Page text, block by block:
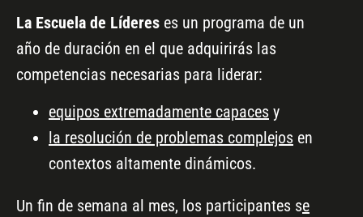
La Escuela de Líderes es un programa de un
año de duración en el que adquirirás las
competencias necesarias para liderar:
equipos extremadamente capaces y
la resolución de problemas complejos en
contextos altamente dinámicos.
Un fin de semana al mes, los participantes se